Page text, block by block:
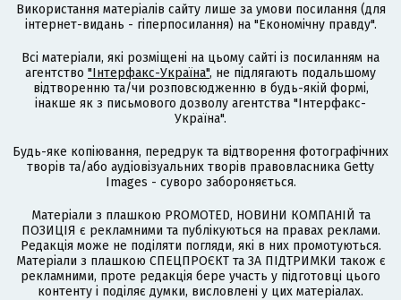
Використання матеріалів сайту лише за умови посилання (для
інтернет-видань - гіперпосилання) на "Економічну правду".
Всі матеріали, які розміщені на цьому сайті із посиланням на
агентство "Інтерфакс-Україна", не підлягають подальшому
відтворенню та/чи розповсюдженню в будь-якій формі,
інакше як з письмового дозволу агентства "Інтерфакс-
Україна".
Будь-яке копіювання, передрук та відтворення фотографічних
творів та/або аудіовізуальних творів правовласника Getty
Images - суворо забороняється.
Матеріали з плашкою PROMOTED, НОВИНИ КОМПАНІЙ та
ПОЗИЦІЯ є рекламними та публікуються на правах реклами.
Редакція може не поділяти погляди, які в них промотуються.
Матеріали з плашкою СПЕЦПРОЄКТ та ЗА ПІДТРИМКИ також є
рекламними, проте редакція бере участь у підготовці цього
контенту і поділяє думки, висловлені у цих матеріалах.